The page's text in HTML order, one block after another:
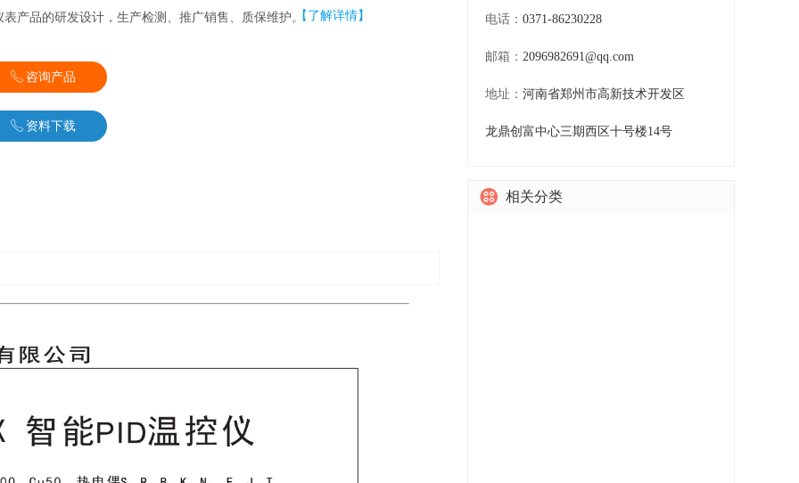
电话： 0371-86230228
邮箱： 2096982691@qq.com
地址： 河南省郑州市高新技术开发区
龙鼎创富中心三期西区十号楼14号
ꂅ 咨询产品
ꂅ 资料下载
表产品的研发设计，生产检测、推广销售、质保维护。【了解详情】
相关分类